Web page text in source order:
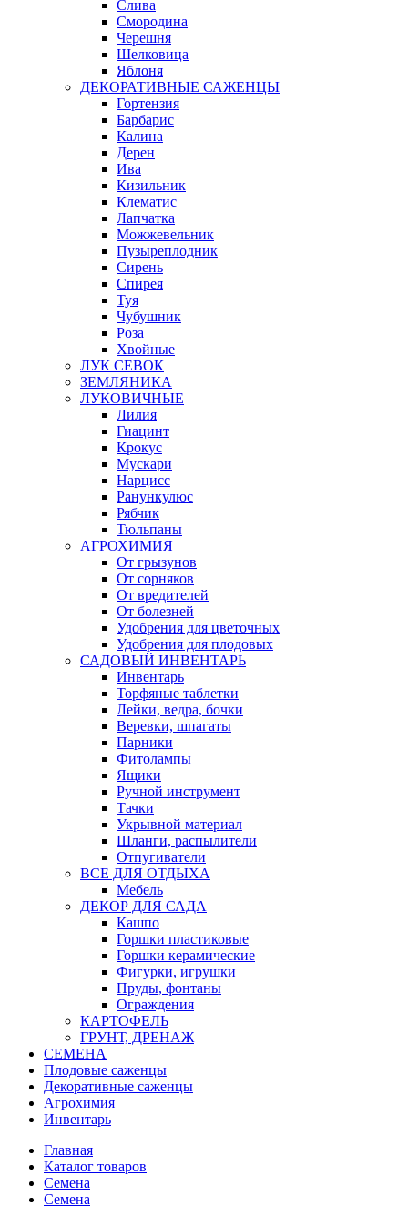
Слива
Смородина
Черешня
Шелковица
Яблоня
ДЕКОРАТИВНЫЕ САЖЕНЦЫ
Гортензия
Барбарис
Калина
Дерен
Ива
Кизильник
Клематис
Лапчатка
Можжевельник
Пузыреплодник
Сирень
Спирея
Туя
Чубушник
Роза
Хвойные
ЛУК СЕВОК
ЗЕМЛЯНИКА
ЛУКОВИЧНЫЕ
Лилия
Гиацинт
Крокус
Мускари
Нарцисс
Ранункулюс
Рябчик
Тюльпаны
АГРОХИМИЯ
От грызунов
От сорняков
От вредителей
От болезней
Удобрения для цветочных
Удобрения для плодовых
САДОВЫЙ ИНВЕНТАРЬ
Инвентарь
Торфяные таблетки
Лейки, ведра, бочки
Веревки, шпагаты
Парники
Фитолампы
Ящики
Ручной инструмент
Тачки
Укрывной материал
Шланги, распылители
Отпугиватели
ВСЕ ДЛЯ ОТДЫХА
Мебель
ДЕКОР ДЛЯ САДА
Кашпо
Горшки пластиковые
Горшки керамические
Фигурки, игрушки
Пруды, фонтаны
Ограждения
КАРТОФЕЛЬ
ГРУНТ, ДРЕНАЖ
СЕМЕНА
Плодовые саженцы
Декоративные саженцы
Агрохимия
Инвентарь
Главная
Каталог товаров
Семена
Семена